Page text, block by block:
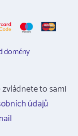
domény
to sami
údajů